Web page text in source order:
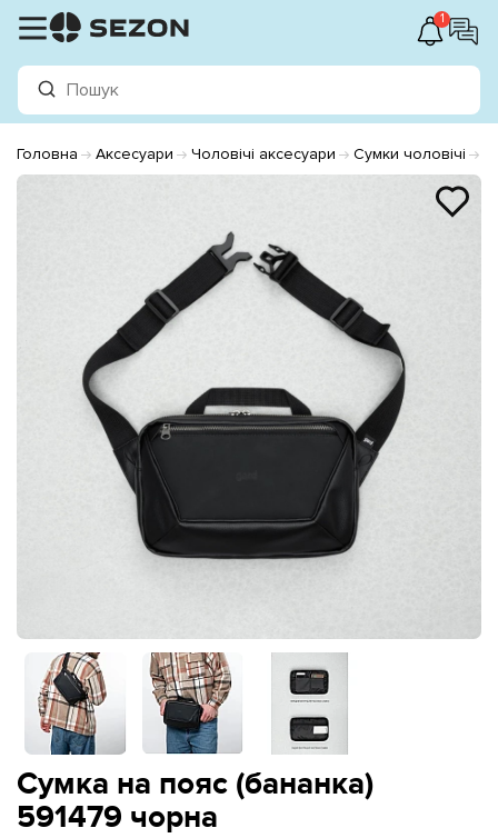
1
Головна Аксесуари Чоловічі аксесуари Сумки чоловічі
Сумка на пояс (бананка)
591479 чорна